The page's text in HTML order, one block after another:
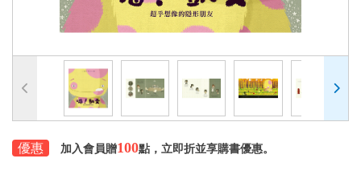
優惠 加入會員贈100點，立即折並享購書優惠。